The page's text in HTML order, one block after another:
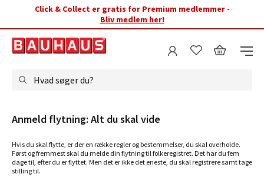
Click & Collect er gratis for Premium medlemmer -
Bliv medlem her!
Hvad søger du?
Anmeld flytning: Alt du skal vide
Hvis du skal flytte, er der en række regler og bestemmelser, du skal overholde.
Først og fremmest skal du melde din flytning til folkeregistret. Det har du fem
dage til, efter du er flyttet. Men det er ikke det eneste, du skal registrere samt tage
stilling til.